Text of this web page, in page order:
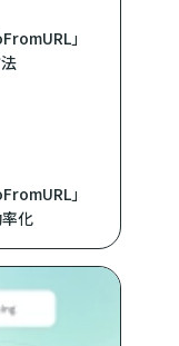
」
」
化